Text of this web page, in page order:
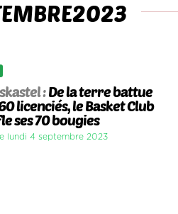
:De la terre battue
licenciés, le Basket Club
ses 70 bougies
lundi 4 septembre 2023